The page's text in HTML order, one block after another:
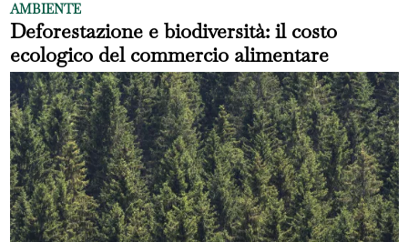
AMBIENTE
Deforestazione e biodiversità: il costo
ecologico del commercio alimentare